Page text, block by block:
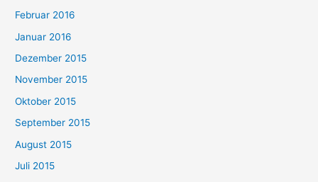
Februar 2016
Januar 2016
Dezember 2015
November 2015
Oktober 2015
September 2015
August 2015
Juli 2015